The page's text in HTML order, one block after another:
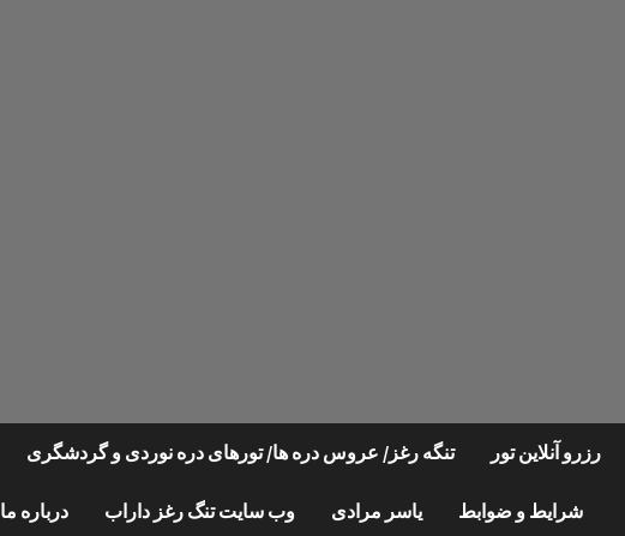
رزرو آنلاین تور تنگه رغز/ عروس دره ها/ تورهای دره نوردی و گردشگری
شرایط و ضوابط یاسر مرادی وب سایت تنگ رغز داراب درباره ما